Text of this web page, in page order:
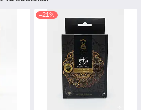
–21%